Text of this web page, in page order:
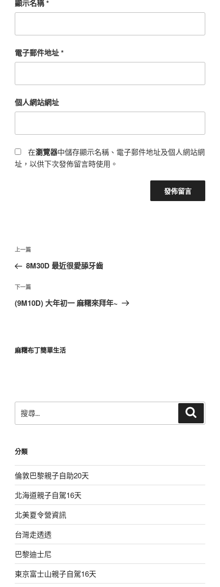
顯示名稱*
電子郵件地址*
個人網站網址
在瀏覽器中儲存顯示名稱、電子郵件地址及個人網站網
址，以供下次發佈留言時使用。
文
導
覽
上
一
文
章
上一篇
8M30D 最近很愛舔牙齒
下
一
下一篇
(9M10D) 大年初一 麻糬來拜年~
麻糬布丁簡單生活
尋
字:
分類
倫敦巴黎親子自助20天
北海道親子自駕16天
北美夏令營資訊
台灣走透透
巴黎迪士尼
東京富士山親子自駕16天